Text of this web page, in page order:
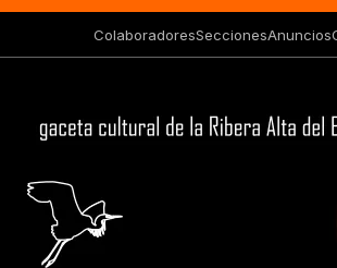
ColaboradoresSeccionesAnuncios